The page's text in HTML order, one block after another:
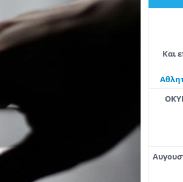
Και